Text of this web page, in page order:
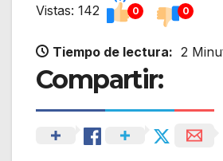
Vistas: 142 0 0
Tiempo de lectura: 2
Compartir: